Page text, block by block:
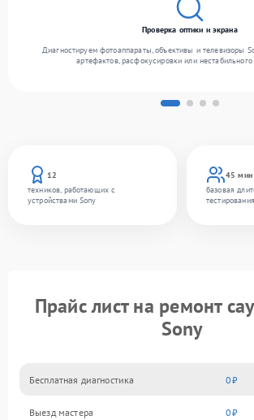
12
техников, работающих с
устройствами Sony
45 мин
базовая
Проверка оптики и экрана
Диагностируем фотоаппараты, объективы и телевизоры
артефактов, расфокусировки или
Прайс лист на ремонт
Sony
Бесплатная диагностика 0
Выезд мастера 0